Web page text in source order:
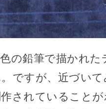
の鉛筆で描かれ
ですが、近づい
されていること